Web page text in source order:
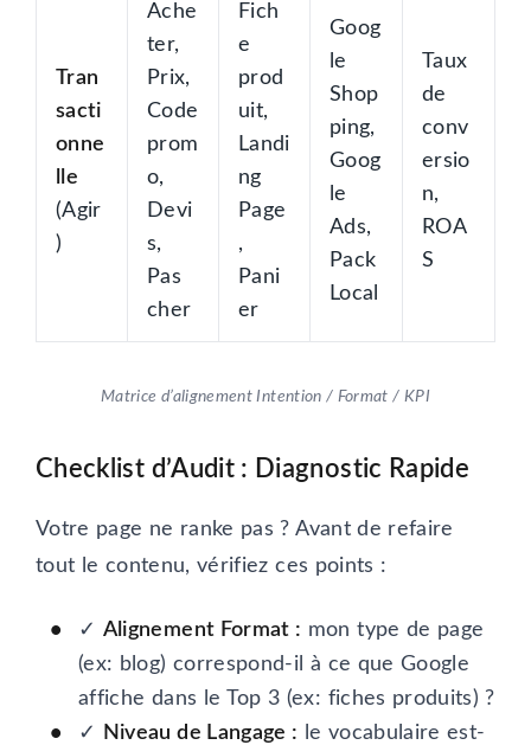
Tran
sacti
onne
lle
(Agir
)
Ache
ter,
Prix,
Code
prom
o,
Devi
s,
Pas
cher
Fich
e
prod
uit,
Landi
ng
Page
,
Pani
er
Goog
le
Shop
ping,
Goog
le
Ads,
Pack
Local
Taux
de
conv
ersio
n,
ROA
S
Matrice d’alignement Intention / Format / KPI
Checklist d’Audit : Diagnostic Rapide
Votre page ne ranke pas ? Avant de refaire
tout le contenu, vérifiez ces points :
✓ Alignement Format : mon type de page
(ex: blog) correspond-il à ce que Google
affiche dans le Top 3 (ex: fiches produits) ?
✓
Niveau de Langage : le vocabulaire est-